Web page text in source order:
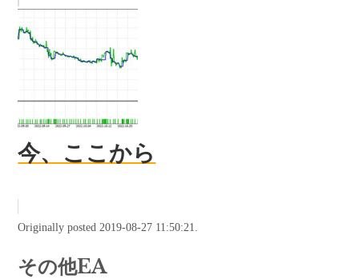
今、ここから
Originally posted 2019-08-27 11:50:21.
その他EA